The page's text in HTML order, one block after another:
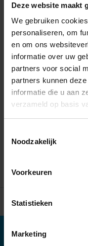
Deze website maakt
We gebruiken
personaliseren, om
en om ons
informatie over uw
partners voor social
partners kunnen
informatie die u aan
verzameld op basis
Noodzakelijk
Voorkeuren
Statistieken
Marketing
Home Partners
Partners